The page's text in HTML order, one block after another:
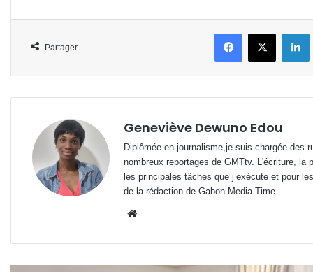
Partager
FacebookX
Geneviève Dewuno Edou
Diplômée en journalisme,je suis chargée des
nombreux reportages de GMTtv. L'écriture,
les principales tâches que j’exécute et pour
de la rédaction de Gabon Media Time.